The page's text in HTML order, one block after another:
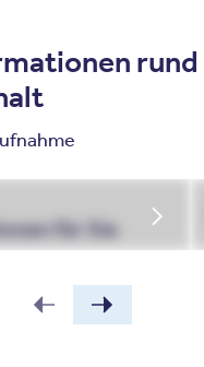
rund
für Sie